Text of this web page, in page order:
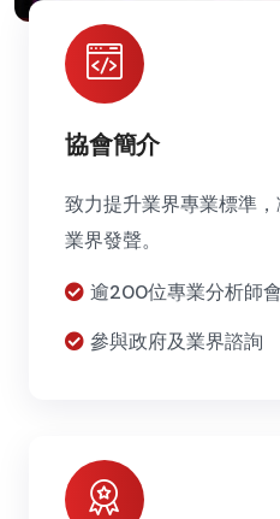
協會簡介
致力提升業界專業標準
業界發聲。
逾200位專業分析師
參與政府及業界諮詢